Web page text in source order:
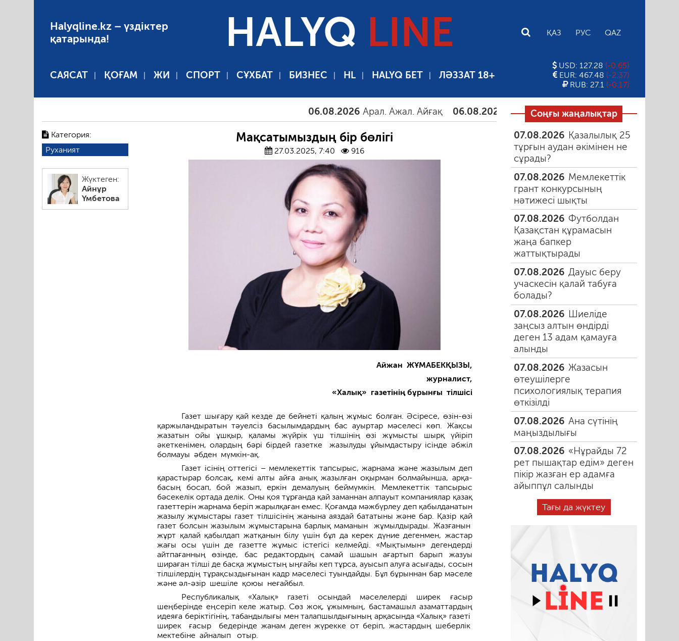
Halyqline.kz – үздіктер
қатарында!
HALYQ LINE ҚАЗ РУС QAZ
САЯСАТ ҚОҒАМ ЖИ СПОРТ СҰХБАТ БИЗНЕС HL HALYQ БЕТ ЛӘЗЗАТ 18+
USD: 127.28 (-0.65)
EUR: 467.48 (-2.37)
RUB: 27.1 (-0.17)
06.08.2026 Арал. Ажал. Айғақ 06.08.2026 Тамыздағы таңғы түтін 06.08.2026
Категория:
Руханият
Жүктеген:
Айнұр
Үмбетова
Мақсатымыздың бір бөлігі
27.03.2025, 7:40 916
Айжан ЖҰМАБЕКҚЫЗЫ,
журналист,
«Халық» газетінің бұрынғы тілшісі
Газет шығару қай кезде де бейнеті қалың жұмыс болған. Әсіресе, өзін-өзі
қаржыландыратын тәуелсіз басылым­дардың бас ауыртар мәселесі көп. Жақсы
жазатын ойы ұшқыр, қаламы жүйрік үш тілшінің өзі жұмысты шырқ үйіріп
әкеткенімен, олардың бәрі бірдей газетке жазылуды ұйымдастыру ісінде әбжіл
болмауы әбден мүмкін-ақ.
Газет ісінің оттегісі – мемлекеттік тапсырыс, жарнама және жазылым деп
қарастырар болсақ, кемі алты айға анық жазылған оқырман болмайынша, арқа-
басың босап, бой жазып, еркін дема­луың беймүмкін. Мемлекеттік тапсырыс
бәсекелік ортада делік. Оны қоя тұрғанда қай заманнан алпауыт компаниялар қазақ
газеттерін жарнама беріп жарылқаған емес. Қоғамда мәжбүрлеу деп қабылданатын
жазылу жұмыстары газет тілшісінің жанына аяздай бататыны және бар. Қазір қай
газет болсын жазы­лым жұмыстарына барлық маманын жұмылдырады. Жазғанын
жұрт қалай қабылдап жатқанын білу үшін бұл да керек дүние дегенмен, жастар
жағы осы үшін де газетте жұмыс істегісі келмейді. «Мықтымын» дегендерді
айтпағанның өзінде, бас редактордың самай шашын ағартып барып жазуы
шираған тілші де басқа жұмыстың ыңғайы кеп тұрса, ауысып алуға асығады, сосын
тілшілердің тұрақсыздығынан кадр мәселесі туындайды. Бұл бұрыннан бар мәселе
және әл-әзір шешіле қоюы неғайбыл.
Республикалық «Халық» газеті осындай мәселелерді ширек ғасыр
шеңберінде еңсеріп келе жатыр. Сөз жоқ, ұжымның, бастамашыл азаматтардың
идеяға беріктігінің, табандылығы мен талапшылдығының арқасында «Халық» газеті
ширек ғасыр бедерінде жанам деген жүрекке от беріп, жастардың шебер­лік
мектебіне айналып отыр.
Соңғы жаңалықтар
07.08.2026 Қазалылық 25
тұрғын аудан әкімінен не
сұрады?
07.08.2026 Мемлекеттік
грант конкурсының
нәтижесі шықты
07.08.2026 Футболдан
Қазақстан құрамасын
жаңа бапкер
жаттықтырады
07.08.2026 Дауыс беру
учаскесін қалай табуға
болады?
07.08.2026 Шиеліде
заңсыз алтын өндірді
деген 13 адам қамауға
алынды
07.08.2026 Жазасын
өтеушілерге
психологиялық терапия
өткізілді
07.08.2026 Ана сүтінің
маңыздылығы
07.08.2026 «Нұрайды 72
рет пышақтар едім» деген
пікір жазған ер адамға
айыппұл салынды
Тағы да жүктеу